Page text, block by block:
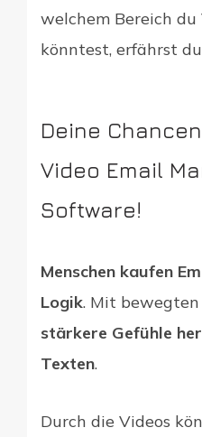
welchem Bereich
könntest, erfährst
Deine
Video Email
Software!
Menschen kaufen
Logik. Mit
stärkere Gefühle
Texten.
Durch die Videos